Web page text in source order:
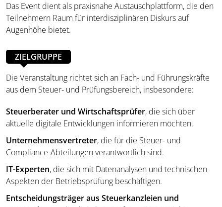
Das Event dient als praxisnahe Austauschplattform, die den
Teilnehmern Raum für interdisziplinären Diskurs auf
Augenhöhe bietet.
ZIELGRUPPE
Die Veranstaltung richtet sich an Fach- und Führungskräfte
aus dem Steuer- und Prüfungsbereich, insbesondere:
Steuerberater und Wirtschaftsprüfer, die sich über
aktuelle digitale Entwicklungen informieren möchten.
Unternehmensvertreter, die für die Steuer- und
Compliance-Abteilungen verantwortlich sind.
IT-Experten, die sich mit Datenanalysen und technischen
Aspekten der Betriebsprüfung beschäftigen.
Entscheidungsträger aus Steuerkanzleien und